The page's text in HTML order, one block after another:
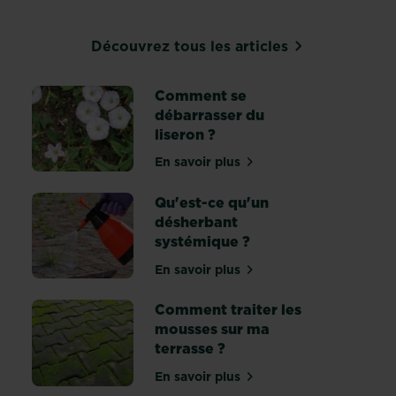
Découvrez tous les articles
pour orties
Comment se
débarrasser du
liseron ?
En savoir plussur Comment se débarrasser
les désherbant sélectifs
Qu'est-ce qu'un
désherbant
systémique ?
En savoir plussur Qu'est-ce qu'un
Comment traiter les
mousses sur ma
terrasse ?
En savoir plussur Comment traiter les